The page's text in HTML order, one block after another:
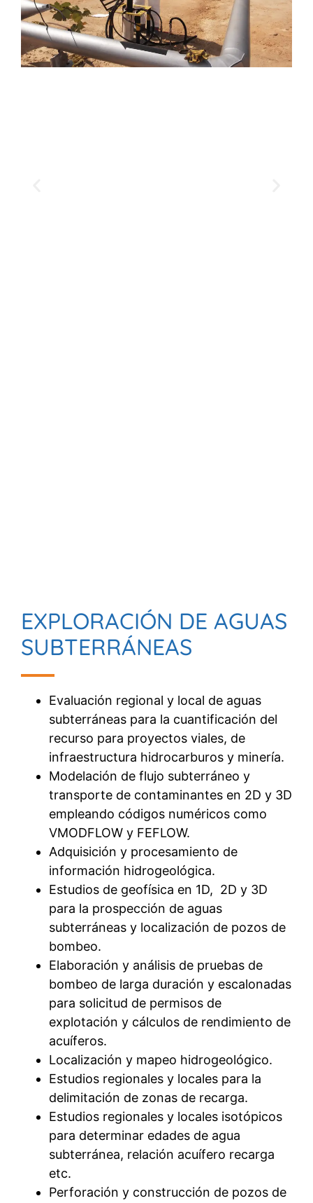
EXPLORACIÓN DE AGUAS
SUBTERRÁNEAS
Evaluación regional y local de aguas
subterráneas para la cuantificación del
recurso para proyectos viales, de
infraestructura hidrocarburos y minería.
Modelación de flujo subterráneo y
transporte de contaminantes en 2D y 3D
empleando códigos numéricos como
VMODFLOW y FEFLOW.
Adquisición y procesamiento de
información hidrogeológica.
Estudios de geofísica en 1D, 2D y 3D
para la prospección de aguas
subterráneas y localización de pozos de
bombeo.
Elaboración y análisis de pruebas de
bombeo de larga duración y escalonadas
para solicitud de permisos de
explotación y cálculos de rendimiento de
acuíferos.
Localización y mapeo hidrogeológico.
Estudios regionales y locales para la
delimitación de zonas de recarga.
Estudios regionales y locales isotópicos
para determinar edades de agua
subterránea, relación acuífero recarga
etc.
Perforación y construcción de pozos de